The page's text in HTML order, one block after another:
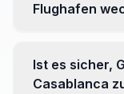
Flughafen
können. Gehen
Stadtzentrum für
Ist es sicher,
Casablanca